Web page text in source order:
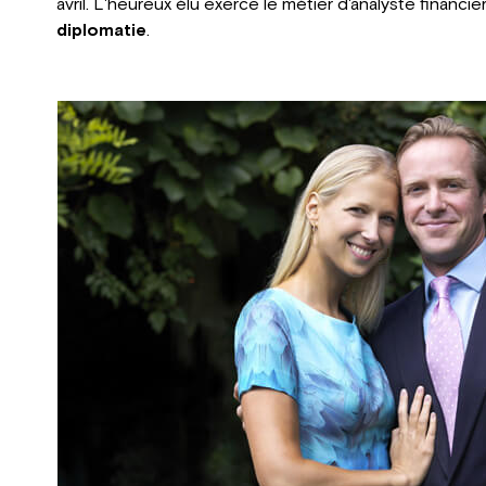
avril. L'heureux élu exerce le métier d'analyste
diplomatie.